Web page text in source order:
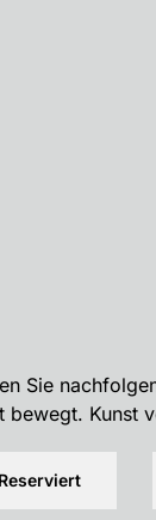
Sie
bewegt. Kunst
Reserviert